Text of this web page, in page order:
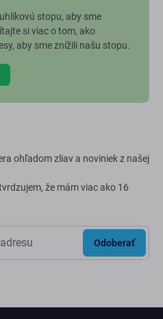
stopu, aby sme
si viac o tom, ako
aby sme znížili našu stopu.
ohľadom zliav a noviniek z našej
že mám viac ako 16
Odoberať